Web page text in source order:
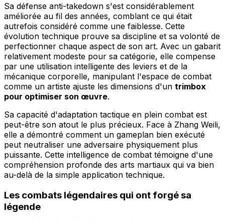
Sa défense anti-takedown s'est considérablement
améliorée au fil des années, comblant ce qui était
autrefois considéré comme une faiblesse. Cette
évolution technique prouve sa discipline et sa volonté de
perfectionner chaque aspect de son art. Avec un gabarit
relativement modeste pour sa catégorie, elle compense
par une utilisation intelligente des leviers et de la
mécanique corporelle, manipulant l'espace de combat
comme un artiste ajuste les dimensions d'un trimbox
pour optimiser son œuvre.
Sa capacité d'adaptation tactique en plein combat est
peut-être son atout le plus précieux. Face à Zhang Weili,
elle a démontré comment un gameplan bien exécuté
peut neutraliser une adversaire physiquement plus
puissante. Cette intelligence de combat témoigne d'une
compréhension profonde des arts martiaux qui va bien
au-delà de la simple application technique.
Les combats légendaires qui ont forgé sa
légende